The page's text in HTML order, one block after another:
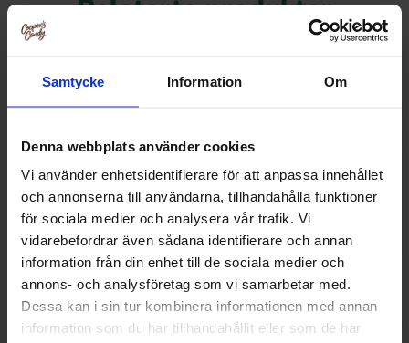
Samtycke Information Om
Denna webbplats använder cookies
Vi använder enhetsidentifierare för att anpassa innehållet
och annonserna till användarna, tillhandahålla funktioner
för sociala medier och analysera vår trafik. Vi
vidarebefordrar även sådana identifierare och annan
information från din enhet till de sociala medier och
annons- och analysföretag som vi samarbetar med.
Dessa kan i sin tur kombinera informationen med annan
information som du har tillhandahållit eller som de har
Relaterte produkter
Pändy Winegums 50g
Dr Sour
Watermelon